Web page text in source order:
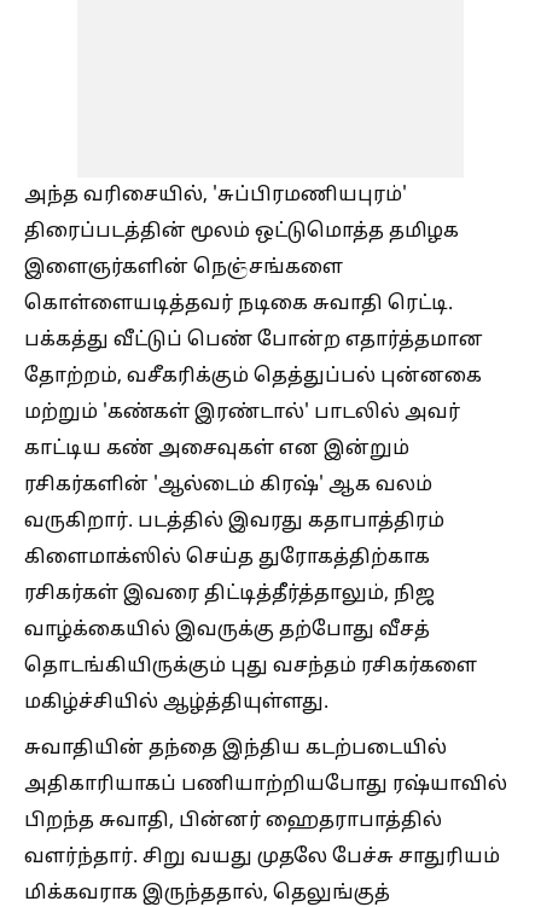
அந்த வரிசையில், 'சுப்பிரமணியபுரம்'
திரைப்படத்தின் மூலம் ஒட்டுமொத்த தமிழக
இளைஞர்களின் நெஞ்சங்களை
கொள்ளையடித்தவர் நடிகை சுவாதி ரெட்டி.
பக்கத்து வீட்டுப் பெண் போன்ற எதார்த்தமான
தோற்றம், வசீகரிக்கும் தெத்துப்பல் புன்னகை
மற்றும் 'கண்கள் இரண்டால்' பாடலில் அவர்
காட்டிய கண் அசைவுகள் என இன்றும்
ரசிகர்களின் 'ஆல்டைம் கிரஷ்' ஆக வலம்
வருகிறார். படத்தில் இவரது கதாபாத்திரம்
கிளைமாக்ஸில் செய்த துரோகத்திற்காக
ரசிகர்கள் இவரை திட்டித்தீர்த்தாலும், நிஜ
வாழ்க்கையில் இவருக்கு தற்போது வீசத்
தொடங்கியிருக்கும் புது வசந்தம் ரசிகர்களை
மகிழ்ச்சியில் ஆழ்த்தியுள்ளது.
சுவாதியின் தந்தை இந்திய கடற்படையில்
அதிகாரியாகப் பணியாற்றியபோது ரஷ்யாவில்
பிறந்த சுவாதி, பின்னர் ஹைதராபாத்தில்
வளர்ந்தார். சிறு வயது முதலே பேச்சு சாதுரியம்
மிக்கவராக இருந்ததால், தெலுங்குத்